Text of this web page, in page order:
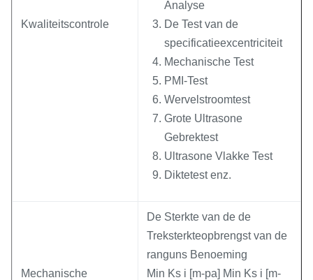
Kwaliteitscontrole
Analyse
De Test van de
specificatieexcentriciteit
Mechanische Test
PMI-Test
Wervelstroomtest
Grote Ultrasone
Gebrektest
Ultrasone Vlakke Test
Diktetest enz.
Mechanische
De Sterkte van de de
Treksterkteopbrengst van de
ranguns Benoeming
Min Ks i [m-pa] Min Ks i [m-